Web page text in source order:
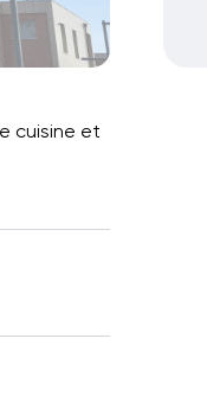
cuisine et